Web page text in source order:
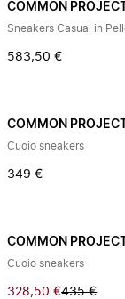
COMMON
Sneakers Casual in
583,50 €
COMMON
Cuoio sneakers
349 €
COMMON
Cuoio sneakers
328,50 €435 €